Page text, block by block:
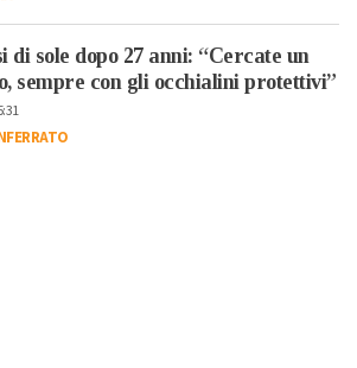
di sole dopo 27 anni: “Cercate un
sempre con gli occhialini protettivi”